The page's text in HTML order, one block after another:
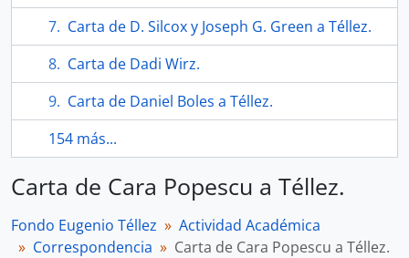
Carta de D. Silcox y Joseph G. Green a Téllez.
Carta de Dadi Wirz.
Carta de Daniel Boles a Téllez.
154 más...
Carta de Cara Popescu a Téllez.
Fondo Eugenio Téllez
Actividad Académica
Correspondencia
Carta de Cara Popescu a Téllez.